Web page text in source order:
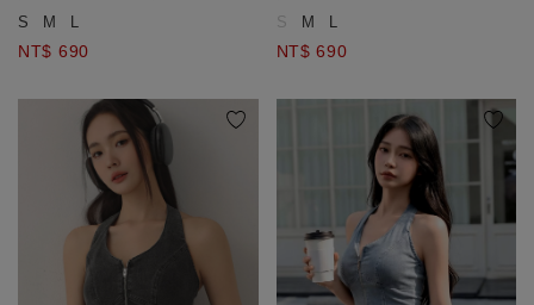
S M L
NT$ 690
S M L
NT$ 690